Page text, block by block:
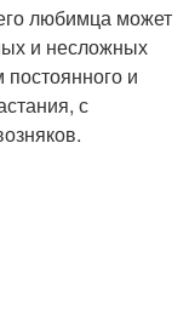
любимца может
и несложных
и
с